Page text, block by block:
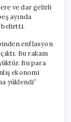
ve dar gelirli
ayında
belirtti.
enflasyon
Bu rakam
Bu para
ekonomi
yüklendi”